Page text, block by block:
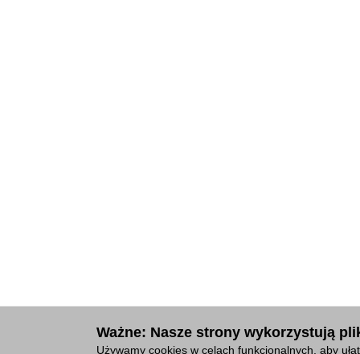
Ważne: Nasze strony wykorzystują
Używamy cookies w celach funkcjonalnych, aby